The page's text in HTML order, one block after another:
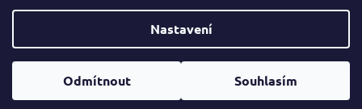
Nastavení
Odmítnout Souhlasím
Ostatní informace
Vytvořil Shoptet
Copyright 2026eshop Hynek Medřický. Všechna práva
vyhrazena.